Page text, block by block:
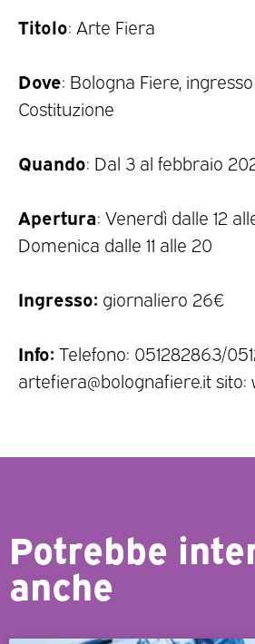
Titolo: Arte Fiera
Dove: Bologna Fiere,
Costituzione
Quando: Dal 3 al febbraio
Apertura: Venerdì dalle 12
Domenica dalle 11 alle 20
Ingresso: giornaliero 26€
Info: Telefono: 051282863/
artefiera@bolognafiere.it sito:
Potrebbe
anche